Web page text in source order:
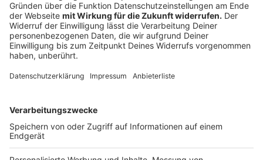
Viel Freiraum und Grün für Wiesdorfer Neugestaltung
geplant
Hergang des tödlichen Unfalls an Leverkusener Brücke
weiter unklar
Anzeige